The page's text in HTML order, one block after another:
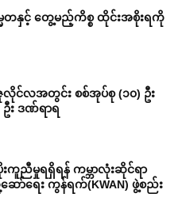
တနှင့် တွေ့မည့်ကိစ္စ ထိုင်းအစိုးရကို
င်လအတွင်း စစ်အုပ်စု (၁၀) ဦး
ဦး ဒဏ်ရာရ
ကူညီမှုရရှိရန် ကမ္ဘာလုံးဆိုင်ရာ
ာ်ရေး ကွန်ရက်(KWAN) ဖွဲ့စည်း